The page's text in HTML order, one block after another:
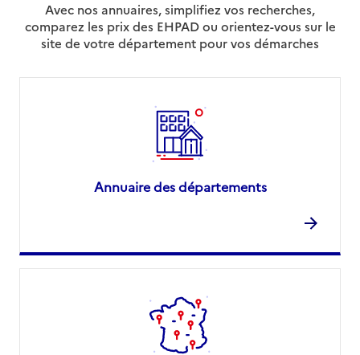
Avec nos annuaires, simplifiez vos recherches,
comparez les prix des EHPAD ou orientez-vous sur le
site de votre département pour vos démarches
Annuaire des départements